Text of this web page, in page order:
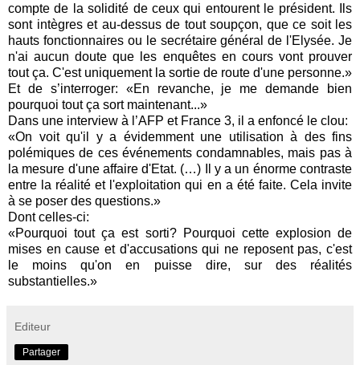
compte de la solidité de ceux qui entourent le président. Ils
sont intègres et au-dessus de tout soupçon, que ce soit les
hauts fonctionnaires ou le secrétaire général de l'Elysée. Je
n'ai aucun doute que les enquêtes en cours vont prouver
tout ça. C'est uniquement la sortie de route d'une personne.»
Et de s’interroger: «En revanche, je me demande bien
pourquoi tout ça sort maintenant...»
Dans une interview à l’AFP et France 3, il a enfoncé le clou:
«On voit qu'il y a évidemment une utilisation à des fins
polémiques de ces événements condamnables, mais pas à
la mesure d'une affaire d'Etat. (…) Il y a un énorme contraste
entre la réalité et l'exploitation qui en a été faite. Cela invite
à se poser des questions.»
Dont celles-ci:
«Pourquoi tout ça est sorti? Pourquoi cette explosion de
mises en cause et d'accusations qui ne reposent pas, c'est
le moins qu'on en puisse dire, sur des réalités
substantielles.»
Editeur
Partager